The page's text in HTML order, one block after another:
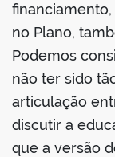
no Plano,
Podemos
não ter sido
articulação
discutir a
que a versão